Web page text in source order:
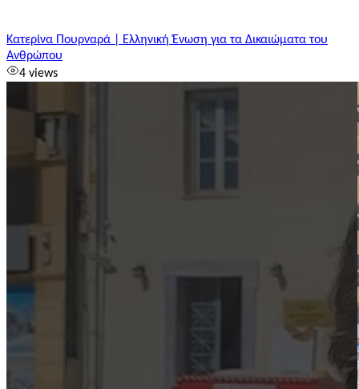
Κατερίνα Πουρναρά | Ελληνική Ένωση για τα Δικαιώματα του
Ανθρώπου
4 views